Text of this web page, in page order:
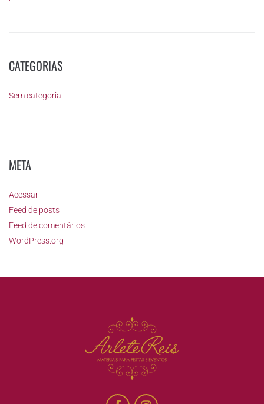
CATEGORIAS
Sem categoria
META
Acessar
Feed de posts
Feed de comentários
WordPress.org